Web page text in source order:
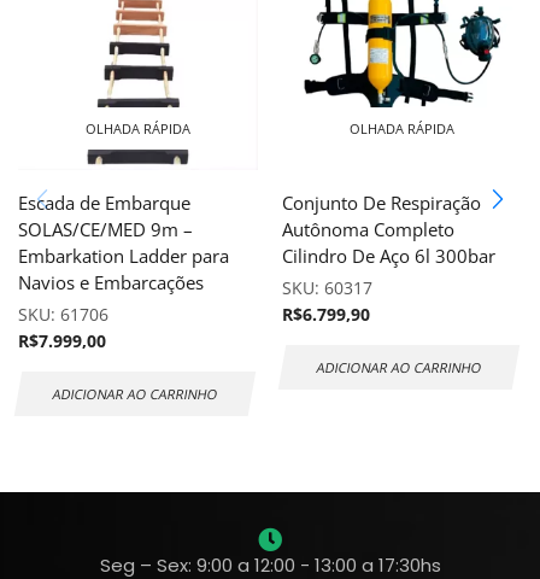
OLHADA RÁPIDA
Escada de Embarque
SOLAS/CE/MED 9m –
Embarkation Ladder para
Navios e Embarcações
SKU: 61706
R$7.999,00
ADICIONAR AO CARRINHO
OLHADA RÁPIDA
Conjunto De Respiração
Autônoma Completo
Cilindro De Aço 6l 300bar
SKU: 60317
R$6.799,90
ADICIONAR AO CARRINHO
Seg – Sex: 9:00 a 12:00 - 13:00 a 17:30hs